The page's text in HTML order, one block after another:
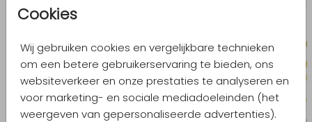
Cookies
Wij gebruiken cookies en vergelijkbare technieken
om een betere gebruikerservaring te bieden, ons
websiteverkeer en onze prestaties te analyseren en
voor marketing- en sociale mediadoeleinden (het
weergeven van gepersonaliseerde advertenties).